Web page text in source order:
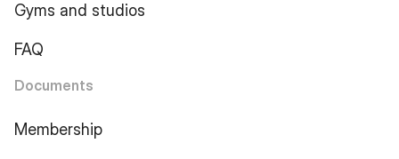
Gyms and studios
FAQ
Documents
Membership